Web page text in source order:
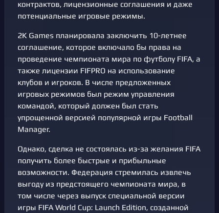
контрактов, лицензионные соглашения и даже
потенциальные игровые режимы.
2K Games планировала заключить 10-летнее
соглашение, которое включало бы права на
проведение чемпионата мира по футболу FIFA, а
также лицензии FIFPRO на использование
клубов и игроков. В числе предложенных
игровых режимов был режим управления
командой, который должен был стать
упрощенной версией популярной игры Football
Manager.
Однако, сделка не состоялась из-за желания FIFA
получить более быстрые и прибыльные
возможности. Федерация стремилась извлечь
выгоду из предстоящего чемпионата мира, в
том числе через выпуск специальной версии
игры FIFA World Cup: Launch Edition, созданной